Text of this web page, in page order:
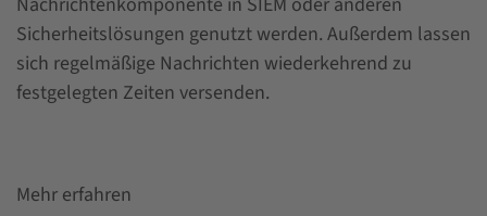
Sicherheitslösungen genutzt werden. Außerdem lassen
sich regelmäßige Nachrichten wiederkehrend zu
festgelegten Zeiten versenden.
Mehr erfahren